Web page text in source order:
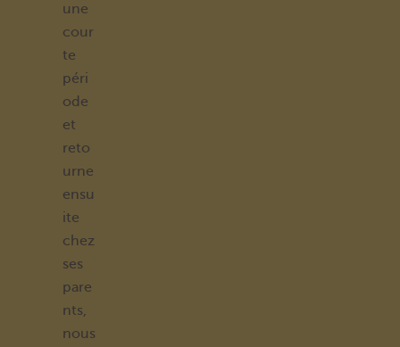
une
cour
te
péri
ode
et
reto
urne
ensu
ite
chez
ses
pare
nts,
nous